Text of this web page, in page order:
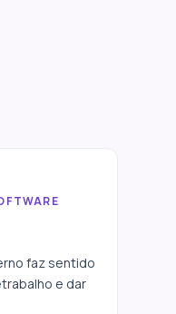
faz sentido
e dar